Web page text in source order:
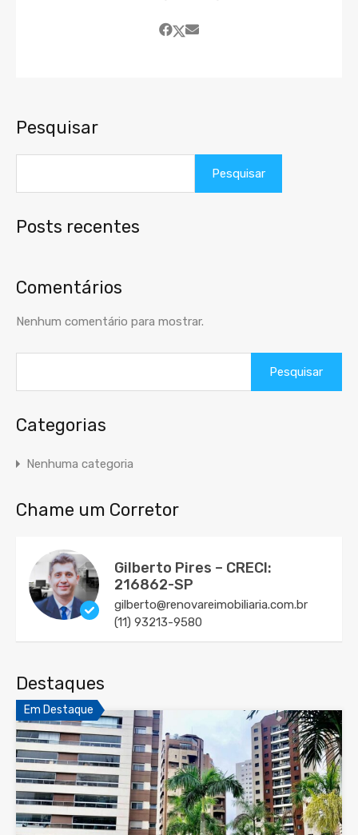
Pesquisar
Pesquisar
Posts recentes
Comentários
Nenhum comentário para mostrar.
por:
Categorias
Nenhuma categoria
Chame um Corretor
Gilberto Pires – CRECI:
216862-SP
gilberto@renovareimobiliaria.com.br
(11) 93213-9580
Destaques
Em Destaque